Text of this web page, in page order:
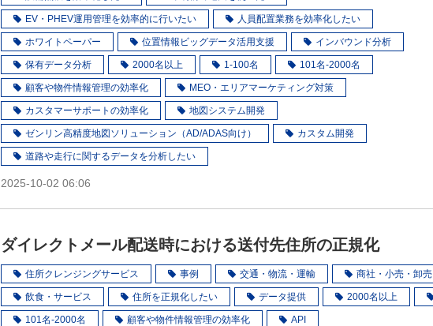
EV・PHEV運用管理を効率的に行いたい 人員配置業務を効率化したい
ホワイトペーパー 位置情報ビッグデータ活用支援 インバウンド分析
保有データ分析 2000名以上 1-100名 101名-2000名
顧客や物件情報管理の効率化 MEO・エリアマーケティング対策
カスタマーサポートの効率化 地図システム開発
ゼンリン高精度地図ソリューション（AD/ADAS向け） カスタム開発
道路や走行に関するデータを分析したい
2025-10-02 06:06
ダイレクトメール配送時における送付先住所の正規化
住所クレンジングサービス 事例 交通・物流・運輸 商社・小売・卸売
飲食・サービス 住所を正規化したい データ提供 2000名以上
101名-2000名 顧客や物件情報管理の効率化 API